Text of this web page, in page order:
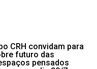
CRH convidam para
futuro das
pensados